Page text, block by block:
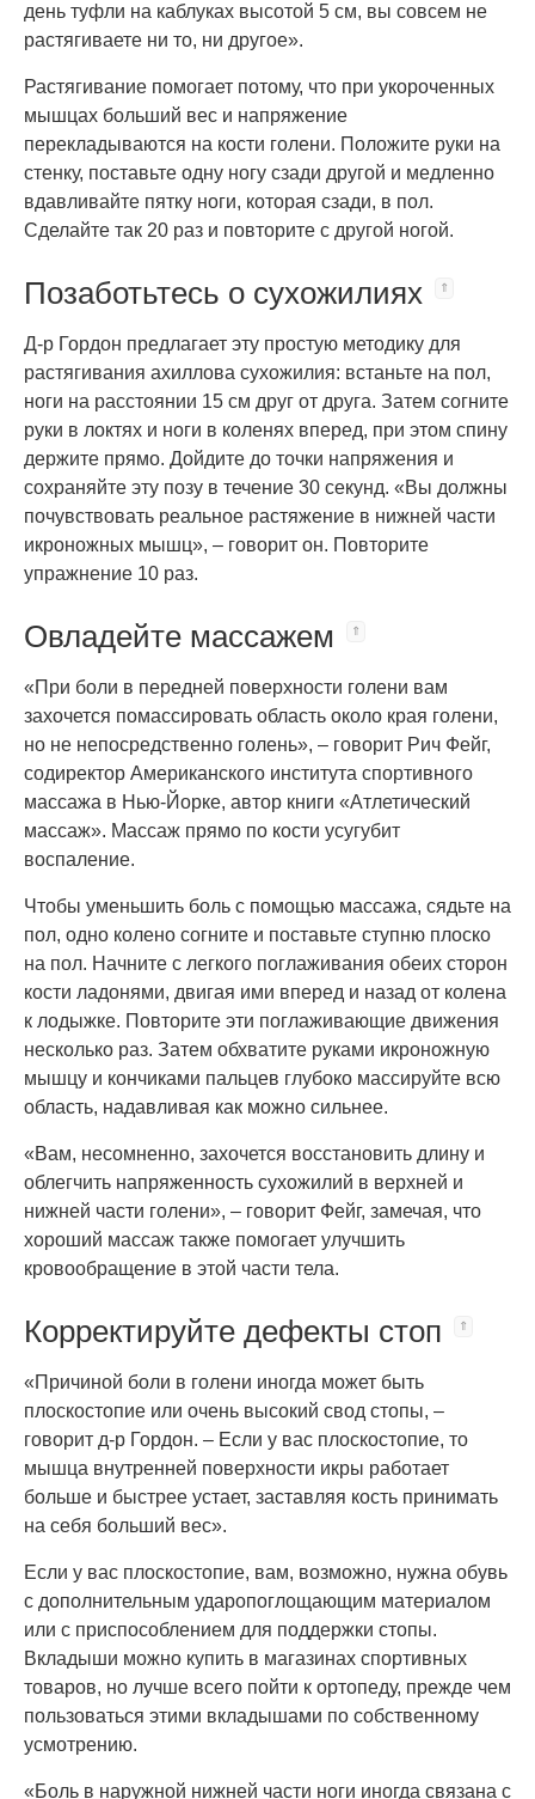
день туфли на каблуках высотой 5 см, вы совсем не
растягиваете ни то, ни другое».
Растягивание помогает потому, что при укороченных
мышцах больший вес и напряжение
перекладываются на кости голени. Положите руки на
стенку, поставьте одну ногу сзади другой и медленно
вдавливайте пятку ноги, которая сзади, в пол.
Сделайте так 20 раз и повторите с другой ногой.
Позаботьтесь о сухожилиях
Д-р Гордон предлагает эту простую методику для
растягивания ахиллова сухожилия: встаньте на пол,
ноги на расстоянии 15 см друг от друга. Затем согните
руки в локтях и ноги в коленях вперед, при этом спину
держите прямо. Дойдите до точки напряжения и
сохраняйте эту позу в течение 30 секунд. «Вы должны
почувствовать реальное растяжение в нижней части
икроножных мышц», – говорит он. Повторите
упражнение 10 раз.
Овладейте массажем
«При боли в передней поверхности голени вам
захочется помассировать область около края голени,
но не непосредственно голень», – говорит Рич Фейг,
содиректор Американского института спортивного
массажа в Нью-Йорке, автор книги «Атлетический
массаж». Массаж прямо по кости усугубит
воспаление.
Чтобы уменьшить боль с помощью массажа, сядьте на
пол, одно колено согните и поставьте ступню плоско
на пол. Начните с легкого поглаживания обеих сторон
кости ладонями, двигая ими вперед и назад от колена
к лодыжке. Повторите эти поглаживающие движения
несколько раз. Затем обхватите руками икроножную
мышцу и кончиками пальцев глубоко массируйте всю
область, надавливая как можно сильнее.
«Вам, несомненно, захочется восстановить длину и
облегчить напряженность сухожилий в верхней и
нижней части голени», – говорит Фейг, замечая, что
хороший массаж также помогает улучшить
кровообращение в этой части тела.
Корректируйте дефекты стоп
«Причиной боли в голени иногда может быть
плоскостопие или очень высокий свод стопы, –
говорит д-р Гордон. – Если у вас плоскостопие, то
мышца внутренней поверхности икры работает
больше и быстрее устает, заставляя кость принимать
на себя больший вес».
Если у вас плоскостопие, вам, возможно, нужна обувь
с дополнительным ударопоглощающим материалом
или с приспособлением для поддержки стопы.
Вкладыши можно купить в магазинах спортивных
товаров, но лучше всего пойти к ортопеду, прежде чем
пользоваться этими вкладышами по собственному
усмотрению.
«Боль в наружной нижней части ноги иногда связана с